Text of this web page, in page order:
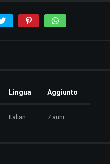
Lingua Aggiunto
Italian 7 anni